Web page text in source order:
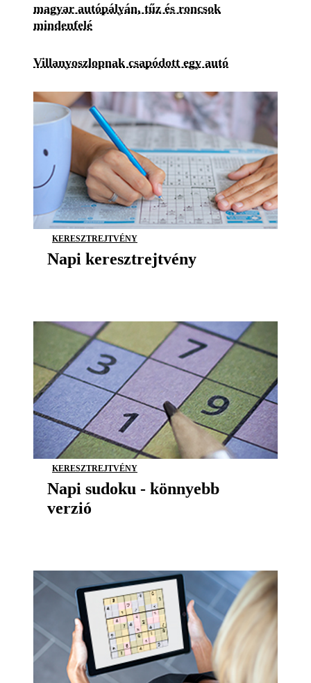
magyar autópályán, tűz és roncsok
mindenfelé
Villanyoszlopnak csapódott egy autó
KERESZTREJTVÉNY
Napi keresztrejtvény
KERESZTREJTVÉNY
Napi sudoku - könnyebb
verzió